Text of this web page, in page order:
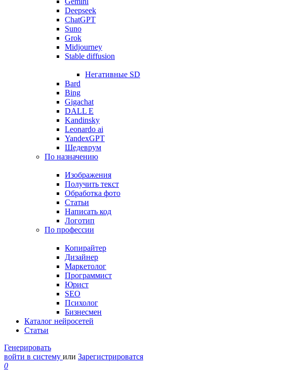
Deepseek
ChatGPT
Suno
Grok
Midjourney
Stable diffusion
Негативные SD
Bard
Bing
Gigachat
DALL E
Kandinsky
Leonardo ai
YandexGPT
Шедеврум
По назначению
Изображения
Получить текст
Обработка фото
Статьи
Написать код
Логотип
По профессии
Копирайтер
Дизайнер
Маркетолог
Программист
Юрист
SEO
Психолог
Бизнесмен
Каталог нейросетей
Статьи
Генерировать
войти в систему или Зарегистрироватся
0